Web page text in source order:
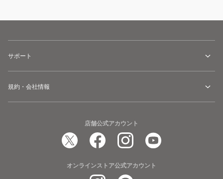
サポート
規約・会社情報
店舗公式アカウント
オンラインストア公式アカウント